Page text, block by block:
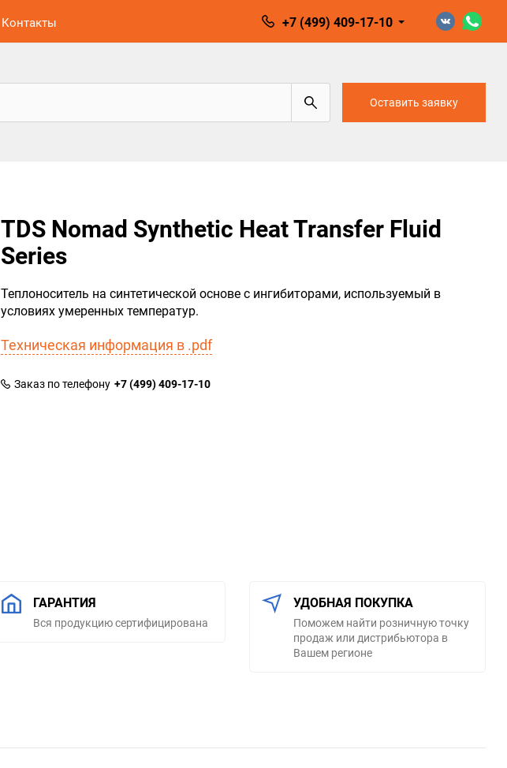
Контакты +7 (499) 409-17-10
Оставить заявку
TDS Nomad Synthetic Heat Transfer Fluid
Series
Теплоноситель на синтетической основе с ингибиторами, используемый в
условиях умеренных температур.
Техническая информация в .pdf
Заказ по телефону +7 (499) 409-17-10
ГАРАНТИЯ
Вся продукцию сертифицирована
УДОБНАЯ ПОКУПКА
Поможем найти розничную точку
продаж или дистрибьютора в
Вашем регионе